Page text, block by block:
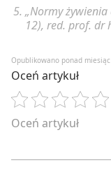
„Normy
12), red. prof. dr
Opublikowano ponad
Oceń artykuł
Oceń artykuł